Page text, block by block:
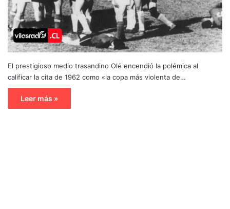
El prestigioso medio trasandino Olé encendió la polémica al
calificar la cita de 1962 como «la copa más violenta de…
Leer más »